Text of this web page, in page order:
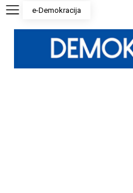
e-Demokracija